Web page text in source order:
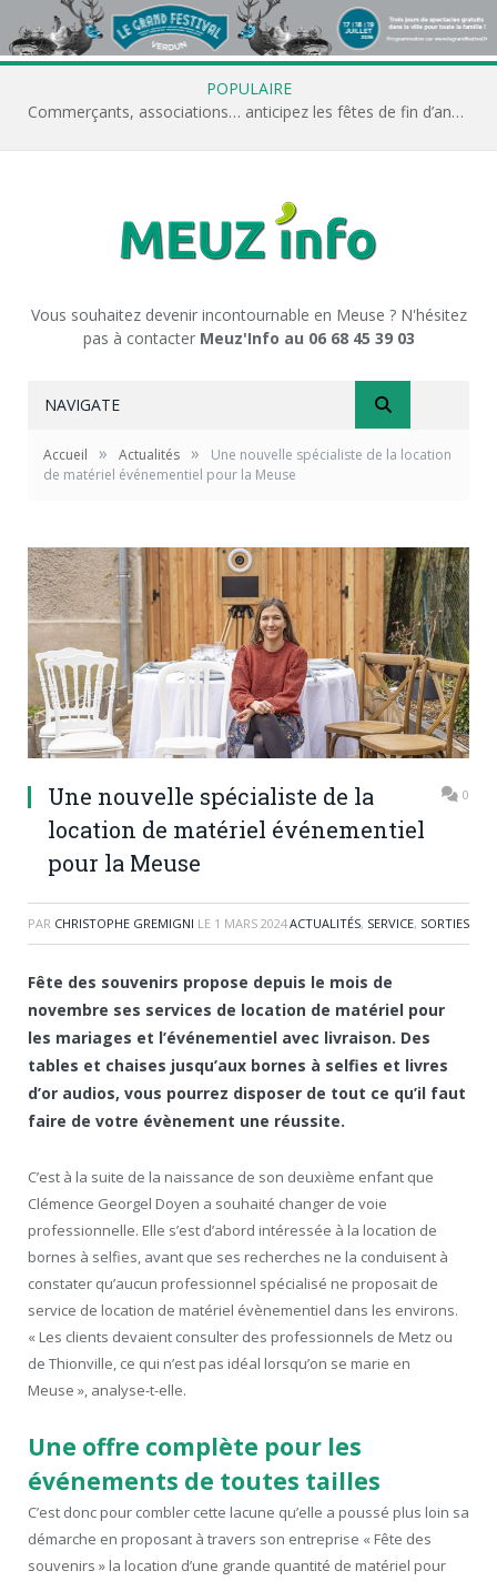
POPULAIRE
Commerçants, associations… anticipez les fêtes de fin d’année avec Meuz’Info
Vous souhaitez devenir incontournable en Meuse ? N'hésitez
pas à contacter Meuz'Info au 06 68 45 39 03
NAVIGATE
Accueil » Actualités »
Une nouvelle spécialiste de la location
de matériel événementiel pour la Meuse
Une nouvelle spécialiste de la
location de matériel événementiel
pour la Meuse
0
PAR CHRISTOPHE GREMIGNI LE 1 MARS 2024ACTUALITÉS, SERVICE, SORTIES
Fête des souvenirs propose depuis le mois de
novembre ses services de location de matériel pour
les mariages et l’événementiel avec livraison. Des
tables et chaises jusqu’aux bornes à selfies et livres
d’or audios, vous pourrez disposer de tout ce qu’il faut
faire de votre évènement une réussite.
C’est à la suite de la naissance de son deuxième enfant que
Clémence Georgel Doyen a souhaité changer de voie
professionnelle. Elle s’est d’abord intéressée à la location de
bornes à selfies, avant que ses recherches ne la conduisent à
constater qu’aucun professionnel spécialisé ne proposait de
service de location de matériel évènementiel dans les environs.
« Les clients devaient consulter des professionnels de Metz ou
de Thionville, ce qui n’est pas idéal lorsqu’on se marie en
Meuse », analyse-t-elle.
Une offre complète pour les
événements de toutes tailles
C’est donc pour combler cette lacune qu’elle a poussé plus loin sa
démarche en proposant à travers son entreprise « Fête des
souvenirs » la location d’une grande quantité de matériel pour